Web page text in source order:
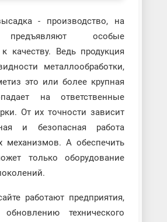
- производство, на
особые
качеству. Ведь продукция
металлообработки,
это или более крупная
на ответственные
От их точности зависит
и безопасная работа
механизмов. А обеспечить
только оборудование
работают предприятия,
технического